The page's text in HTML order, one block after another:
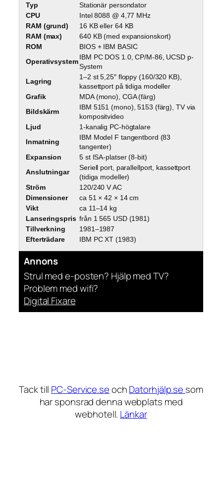
Typ
Stationär persondator
CPU
Intel 8088 @ 4,77 MHz
RAM (grund)
16 KB eller 64 KB
RAM (max)
640 KB (med expansionskort)
ROM
BIOS + IBM BASIC
Operativsystem
IBM PC DOS 1.0, CP/M-86, UCSD p-
System
Lagring
1–2 st 5,25″ floppy (160/320 KB),
kassettport på tidiga modeller
Grafik
MDA (mono), CGA (färg)
Bildskärm
IBM 5151 (mono), 5153 (färg), TV via
kompositvideo
Ljud
1-kanalig PC-högtalare
Inmatning
IBM Model F tangentbord (83
tangenter)
Expansion
5 st ISA-platser (8-bit)
Anslutningar
Seriell port, parallellport, kassettport
(tidiga modeller)
Ström
120/240 V AC
Dimensioner
ca 51 × 42 × 14 cm
Vikt
ca 11–14 kg
Lanseringspris från 1 565 USD (1981)
Tillverkning
1981–1987
Efterträdare
IBM PC XT (1983)
Annons
Strul med e-posten? Hjälp med TV?
Problem med wifi?
Digital Fixare
Tack till PC-Service.seochDatorhjälp.se som
har sponsrad denna webplats med
webhotell. Länkar